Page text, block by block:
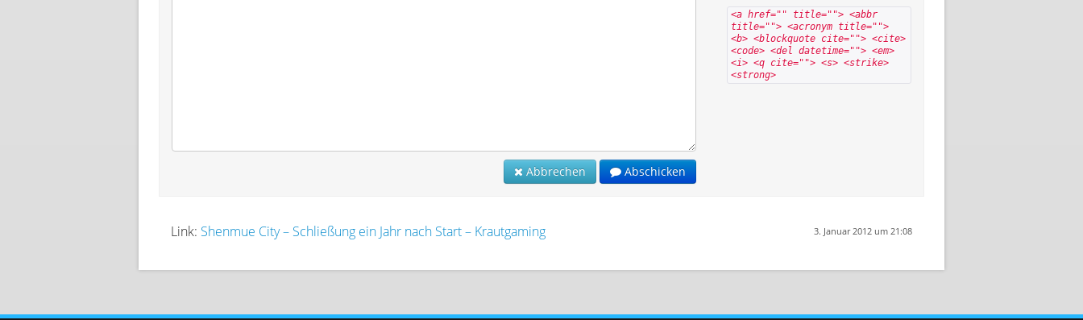
Abbrechen Abschicken
<a href="" title=""> <abbr
title=""> <acronym title="">
<b> <blockquote cite=""> <cite>
<code> <del datetime=""> <em>
<i> <q cite=""> <s> <strike>
<strong>
Link: Shenmue City – Schließung ein Jahr nach Start – Krautgaming 3. Januar 2012 um 21:08